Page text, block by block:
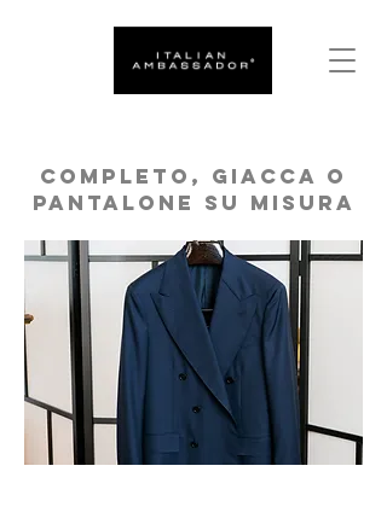
Completo, Giacca o
pantalone su misura